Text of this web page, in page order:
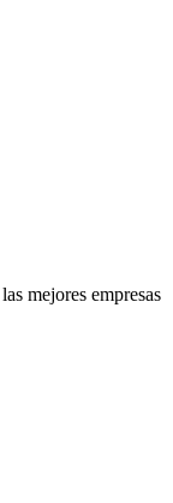
mejores empresas